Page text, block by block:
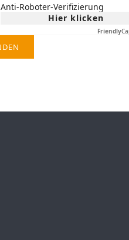
Anti-Roboter-Verifizierung
Hier klicken
Friendly